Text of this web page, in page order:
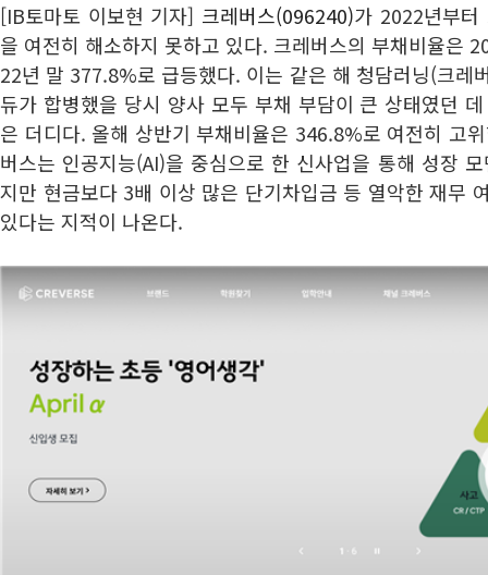
[IB토마토 이보현 기자] 크레버스(096240)가 2022년부
을 여전히 해소하지 못하고 있다. 크레버스의 부채비율은
22년 말 377.8%로 급등했다. 이는 같은 해 청담러닝(크레
듀가 합병했을 당시 양사 모두 부채 부담이 큰 상태였던
은 더디다. 올해 상반기 부채비율은 346.8%로 여전히 고
버스는 인공지능(AI)을 중심으로 한 신사업을 통해 성장
지만 현금보다 3배 이상 많은 단기차입금 등 열악한 재무
있다는 지적이 나온다.